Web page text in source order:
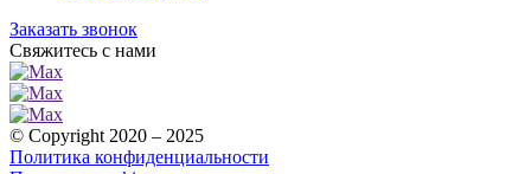
Заказать звонок
Свяжитесь с нами
© Copyright 2020 – 2025
Политика конфиденциальности